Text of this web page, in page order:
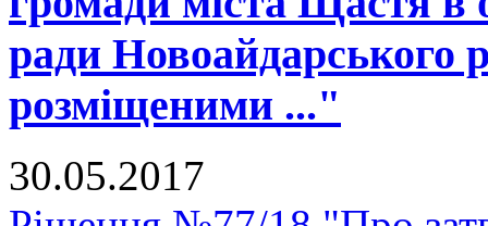
ради Новоайдарського
розміщеними ..."
30.05.2017